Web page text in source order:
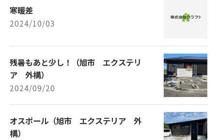
寒暖差
2024/10/03
残暑もあと少し！（旭市 エクステリ
ア 外構）
2024/09/20
オスポール（旭市 エクステリア 外
構）